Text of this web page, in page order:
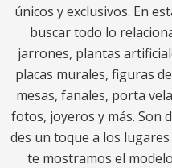
únicos y exclusivos. En
buscar todo lo
jarrones, plantas
placas murales, figuras
mesas, fanales, porta
fotos, joyeros y más. Son
des un toque a los
te mostramos el